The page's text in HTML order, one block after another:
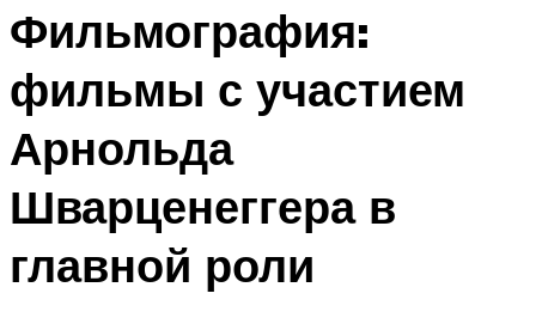
Фильмография:
фильмы с участием
Арнольда
Шварценеггера в
главной роли